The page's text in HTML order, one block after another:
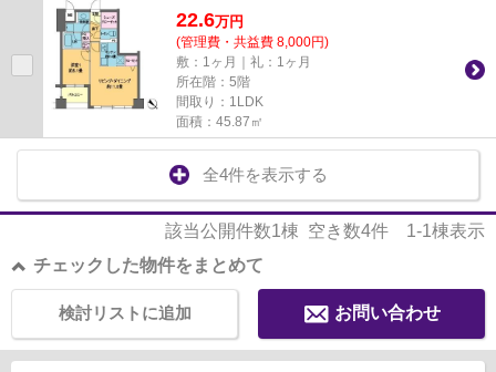
22.6万円
(管理費・共益費 8,000円)
敷：1ヶ月｜礼：1ヶ月
所在階：5階
間取り：1LDK
面積：45.87㎡
全4件を表示する
該当公開件数1棟 空き数4件 1-1棟表示
チェックした物件をまとめて
お問い合わせ
検討リストに追加